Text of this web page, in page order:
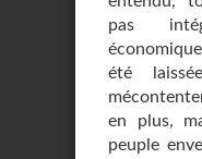
pas
été
en plus,
peuple